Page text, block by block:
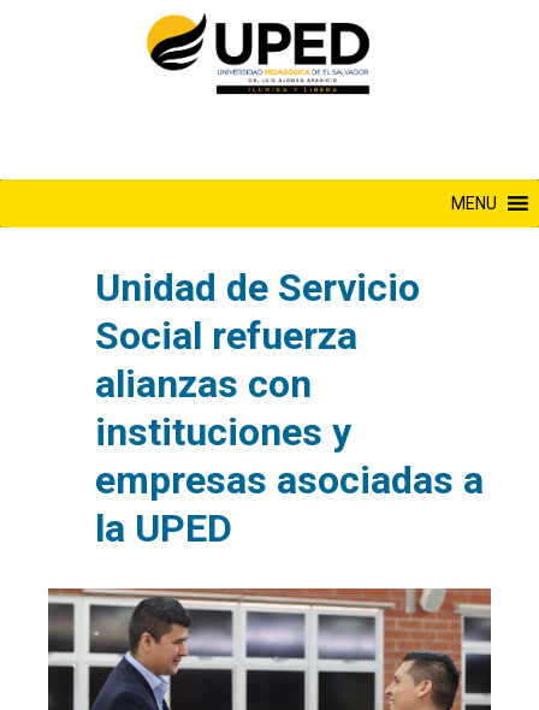
MENU
Unidad de Servicio
Social refuerza
alianzas con
instituciones y
empresas asociadas a
la UPED